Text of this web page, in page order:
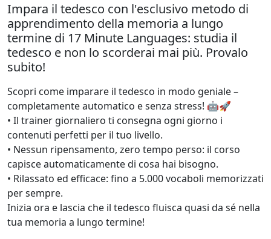
Impara il tedesco con l'esclusivo metodo di
apprendimento della memoria a lungo
termine di 17 Minute Languages: studia il
tedesco e non lo scorderai mai più. Provalo
subito!
Scopri come imparare il tedesco in modo geniale –
completamente automatico e senza stress! 🤖🚀
• Il trainer giornaliero ti consegna ogni giorno i
contenuti perfetti per il tuo livello.
• Nessun ripensamento, zero tempo perso: il corso
capisce automaticamente di cosa hai bisogno.
• Rilassato ed efficace: fino a 5.000 vocaboli memorizzati
per sempre.
Inizia ora e lascia che il tedesco fluisca quasi da sé nella
tua memoria a lungo termine!